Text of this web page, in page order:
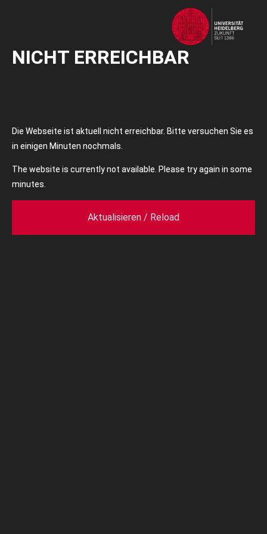
NICHT ERREICHBAR
Die Webseite ist aktuell nicht erreichbar. Bitte versuchen Sie es
in einigen Minuten nochmals.
The website is currently not available. Please try again in some
minutes.
Aktualisieren / Reload